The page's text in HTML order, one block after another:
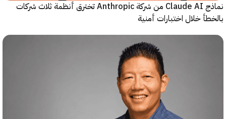
نماذج Claude AI من شركة Anthropic تخترق أنظمة ثلاث شركات
خلال اختبارات أمنية